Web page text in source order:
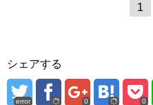
1
シェアする
error 0 0